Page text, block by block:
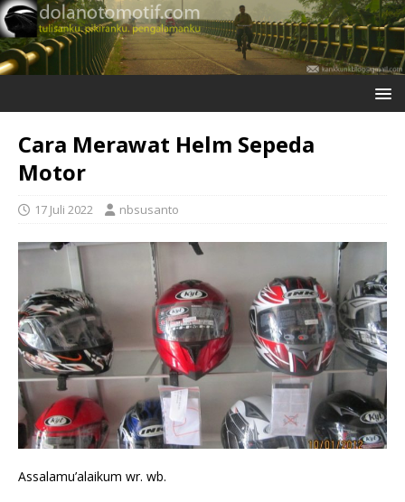
Cara Merawat Helm Sepeda
Motor
17 Juli 2022 nbsusanto
Assalamu’alaikum wr. wb.